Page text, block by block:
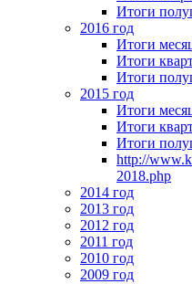
Итоги
2016 год
Итоги
Итоги
Итоги
2015 год
Итоги
Итоги
Итоги
http://
2018.php
2014 год
2013 год
2012 год
2011 год
2010 год
2009 год